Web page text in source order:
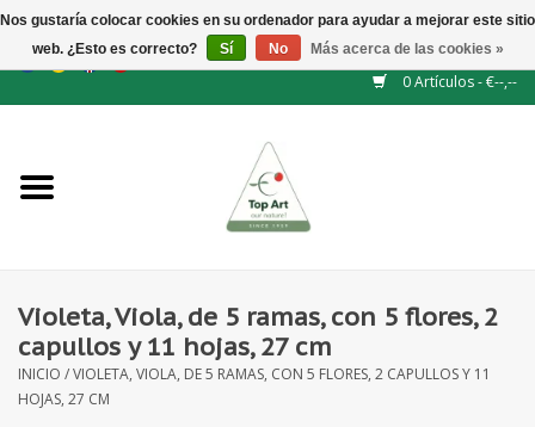
GBP/CHF /BGN/
0 Artículos - €--,--
NUEVO
Flores artificiales
Violeta, Viola, de 5 ramas, con 5 flores, 2
capullos y 11 hojas, 27 cm
INICIO /VIOLETA, VIOLA, DE 5 RAMAS, CON 5 FLORES, 2 CAPULLOS Y 11
HOJAS, 27 CM
Nos gustaría colocar cookies en su ordenador para ayudar a mejorar este sitio
web. ¿Esto es correcto?
Sí No Más acerca de las cookies »